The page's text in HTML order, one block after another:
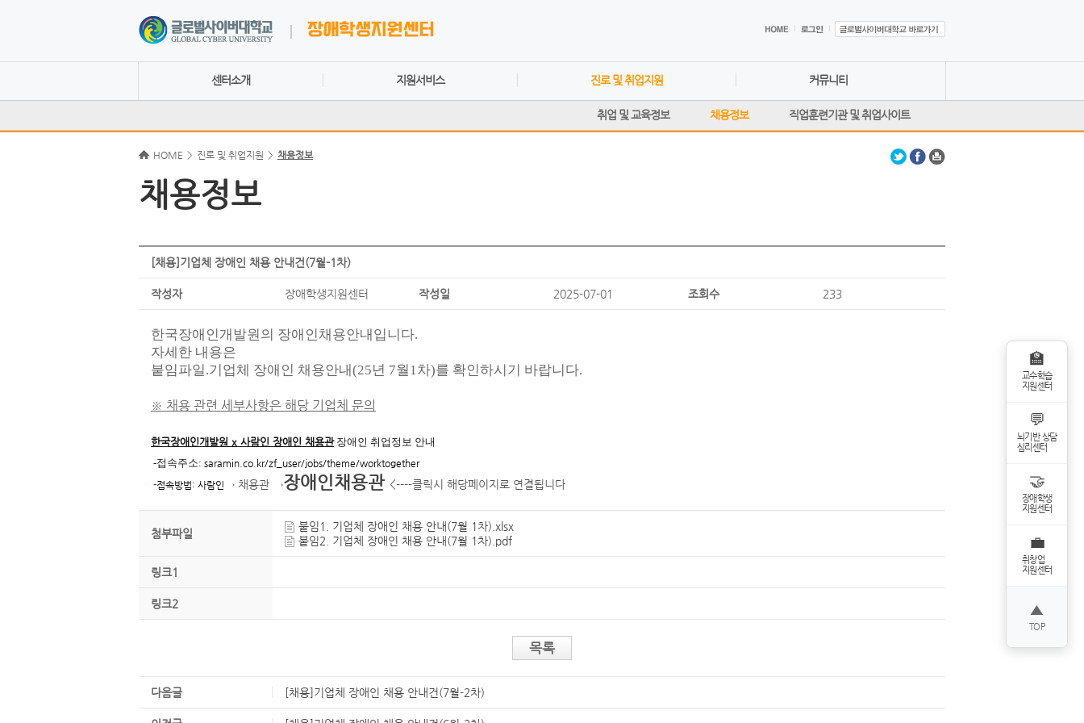
센터소개 지원서비스 진로 및 취업지원
취업 및 교육정보 채용정보 직업훈련기관 및 취업사이트
커뮤니티
HOME > 진로 및 취업지원 > 채용정보
채용정보
[채용]기업체 장애인 채용 안내건(7월-1차)
작성자 장애학생지원센터 작성일 2025-07-01 조회수 233
한국장애인개발원의 장애인채용안내입니다.
자세한 내용은
붙임파일.기업체 장애인 채용안내(25년 7월1차)를 확인하시기 바랍니다.
※ 채용 관련 세부사항은 해당 기업체 문의
한국장애인개발원 x 사람인 장애인 채용관장애인 취업정보 안내
-접속주소: saramin.co.kr/zf_user/jobs/theme/worktogether
-접속방법: 사람인 → 채용관 →장애인채용관 <----클릭시 해당페이지로 연결됩니다
첨부파일
붙임1. 기업체 장애인 채용 안내(7월 1차).xlsx
붙임2. 기업체 장애인 채용 안내(7월 1차).pdf
링크1
링크2
목록
다음글 [채용]기업체 장애인 채용 안내건(7월-2차)
🏫
교수학습
지원센터
💬
뇌기반 상담
심리센터
🤝
장애학생
지원센터
💼
취창업
지원센터
▲
TOP